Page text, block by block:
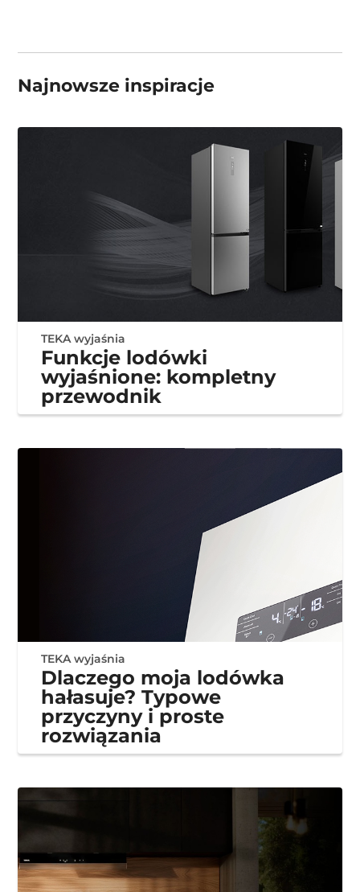
Najnowsze inspiracje
TEKA wyjaśnia
Funkcje lodówki
wyjaśnione: kompletny
przewodnik
TEKA wyjaśnia
Dlaczego moja lodówka
hałasuje? Typowe
przyczyny i proste
rozwiązania